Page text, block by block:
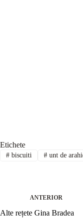
Etichete
#biscuiti #unt de
ANTERIOR
Alte rețete Gina Bradea